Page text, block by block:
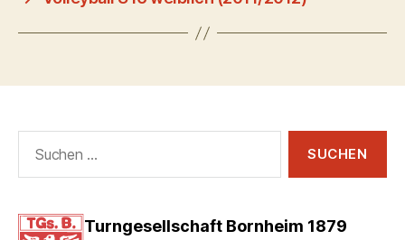
Turngesellschaft Bornheim 1879
nach: